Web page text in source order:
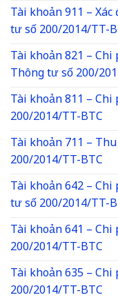
Tài khoản 911 –
tư số 200/2014/TT-
Tài khoản 821 –
Thông tư số 200/
Tài khoản 811 –
200/2014/TT-BTC
Tài khoản 711 –
200/2014/TT-BTC
Tài khoản 642 –
tư số 200/2014/TT-
Tài khoản 641 –
200/2014/TT-BTC
Tài khoản 635 –
200/2014/TT-BTC